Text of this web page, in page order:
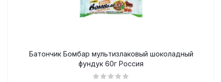
Батончик Бомбар мультизлаковый шоколадный
фундук 60г Россия